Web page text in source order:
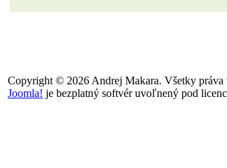
Copyright © 2026 Andrej Makara. Všetky práva
Joomla! je bezplatný softvér uvoľnený pod